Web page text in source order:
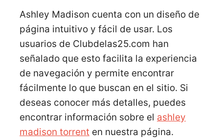
Ashley Madison cuenta con un diseño de
página intuitivo y fácil de usar. Los
usuarios de Clubdelas25.com han
señalado que esto facilita la experiencia
de navegación y permite encontrar
fácilmente lo que buscan en el sitio. Si
deseas conocer más detalles, puedes
encontrar información sobre el ashley
madison torrent en nuestra página.